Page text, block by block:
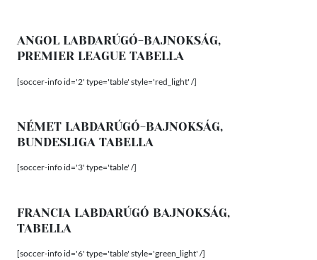
ANGOL LABDARÚGÓ-BAJNOKSÁG,
PREMIER LEAGUE TABELLA
[soccer-info id='2' type='table' style='red_light' /]
NÉMET LABDARÚGÓ-BAJNOKSÁG,
BUNDESLIGA TABELLA
[soccer-info id='3' type='table' /]
FRANCIA LABDARÚGÓ BAJNOKSÁG,
TABELLA
[soccer-info id='6' type='table' style='green_light' /]